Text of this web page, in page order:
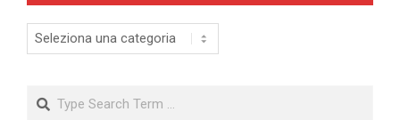
Categorie
Search